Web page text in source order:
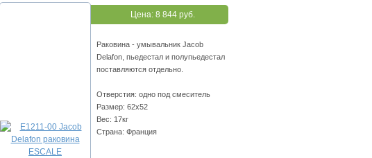
Цена: 8 844 руб.
Раковина - умывальник Jacob
Delafon, пьедестал и полупьедестал
поставляются отдельно.
Отверстия: одно под смеситель
Размер: 62х52
Вес: 17кг
Страна: Франция